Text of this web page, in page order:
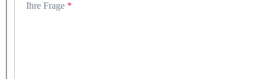
Ihre Frage